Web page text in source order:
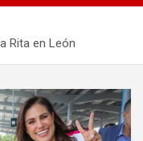
Rita en León